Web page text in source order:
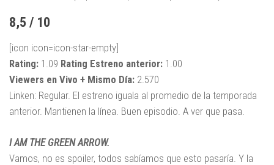
8,5 / 10
[icon icon=icon-star-empty]
Rating: 1.09 Rating Estreno anterior: 1.00
Viewers en Vivo + Mismo Día: 2.570
Linken: Regular. El estreno iguala al promedio de la temporada
anterior. Mantienen la línea. Buen episodio. A ver que pasa.
I AM THE GREEN ARROW.
Vamos, no es spoiler, todos sabíamos que esto pasaría. Y la